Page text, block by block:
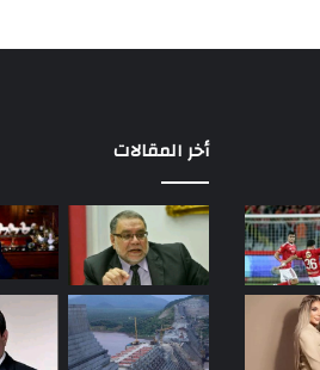
أخر المقالات
مباريات
الأهلي
في
الدوري
المصري
بالدور